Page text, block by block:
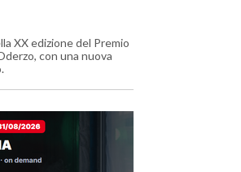
XX edizione del Premio
con una nuova